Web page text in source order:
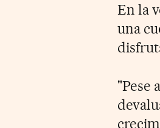
En la
una
"Pese